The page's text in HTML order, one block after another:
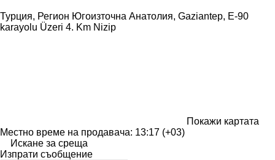
Турция, Регион Югоизточна Анатолия, Gaziantep, E-90
karayolu Üzeri 4. Km Nizip
Покажи картата
Местно време на продавача: 13:17 (+03)
Искане за среща
Изпрати съобщение